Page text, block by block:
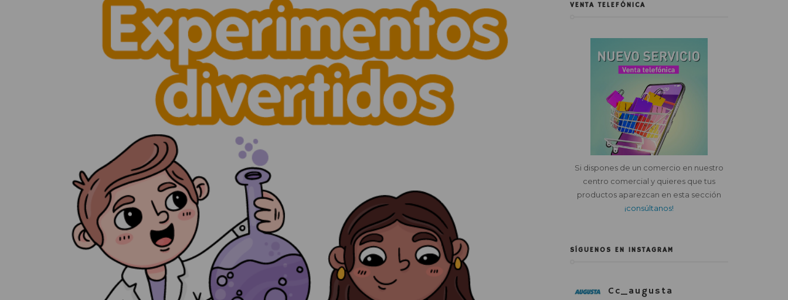
VENTA TELEFÓNICA
Si dispones de un comercio en nuestro
centro comercial y quieres que tus
productos aparezcan en esta sección
¡consúltanos!
SÍGUENOS EN INSTAGRAM
Cc_augusta